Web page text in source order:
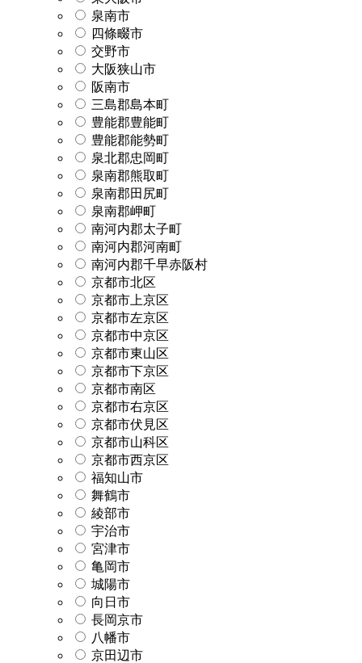
泉南市
四條畷市
交野市
大阪狭山市
阪南市
三島郡島本町
豊能郡豊能町
豊能郡能勢町
泉北郡忠岡町
泉南郡熊取町
泉南郡田尻町
泉南郡岬町
南河内郡太子町
南河内郡河南町
南河内郡千早赤阪村
京都市北区
京都市上京区
京都市左京区
京都市中京区
京都市東山区
京都市下京区
京都市南区
京都市右京区
京都市伏見区
京都市山科区
京都市西京区
福知山市
舞鶴市
綾部市
宇治市
宮津市
亀岡市
城陽市
向日市
長岡京市
八幡市
京田辺市